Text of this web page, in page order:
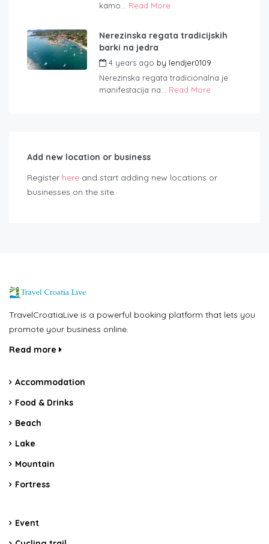
kamo... Read More
Nerezinska regata tradicijskih
barki na jedra
4 years ago by lendjer0109
Nerezinska regata tradicionalna je
manifestacija na... Read More
Add new location or business
Register here and start adding new locations or
businesses on the site.
TravelCroatiaLive is a powerful booking platform that lets you
promote your business online.
Read more
Accommodation
Food & Drinks
Beach
Lake
Mountain
Fortress
Event